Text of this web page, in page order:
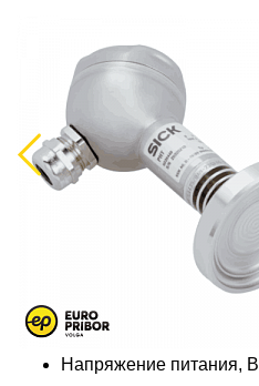
Previous
Напряжение питания, В